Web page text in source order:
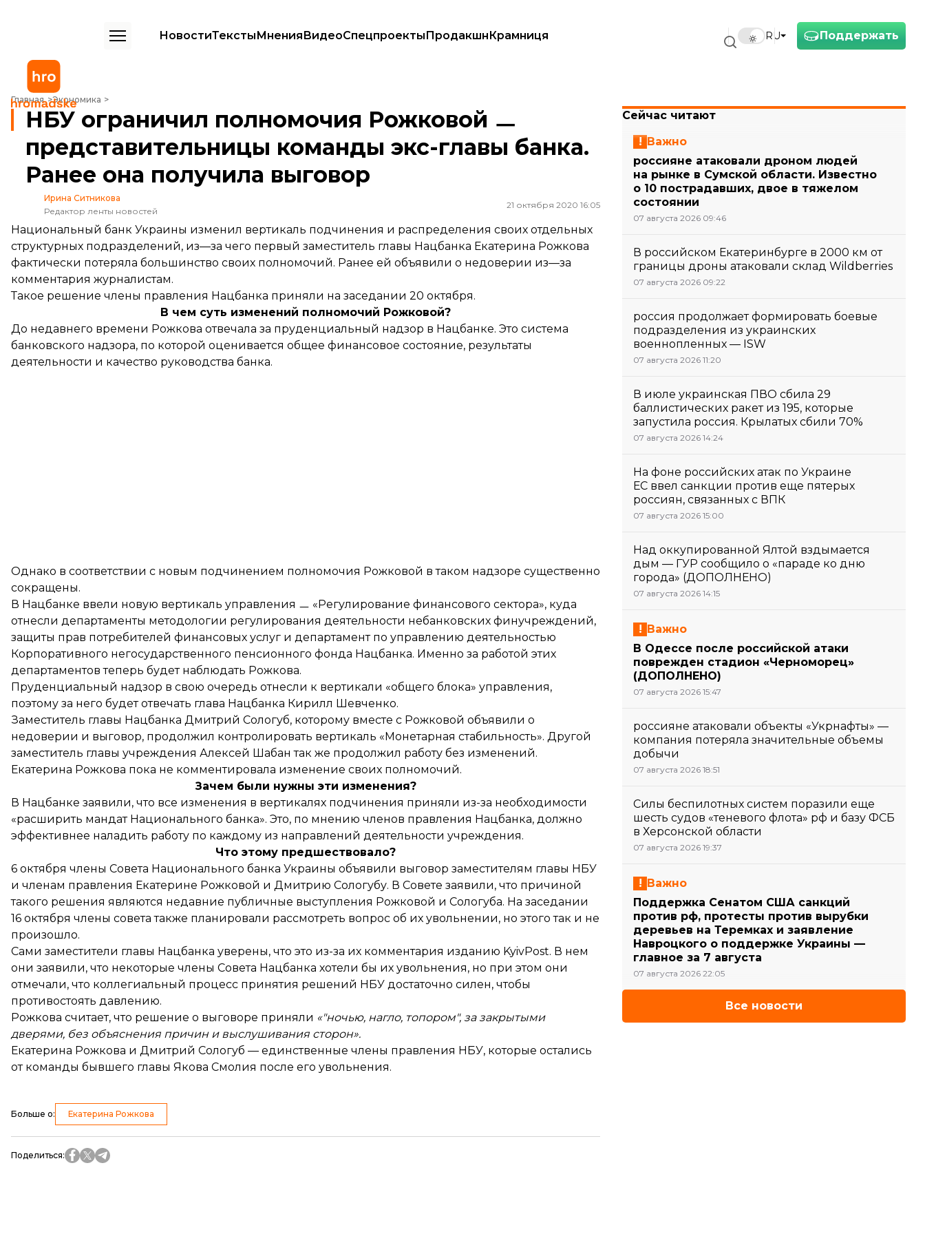
Поддержать
RU
НовостиТекстыМненияВидеоСпецпроектыПродакшнКрамниця
Главная Экономика
НБУ ограничил полномочия Рожковой ㅡ представительницы команды экс-главы банка. Ранее она получила выговор
НБУ ограничил полномочия Рожковой ㅡ
представительницы команды экс-главы банка.
Ранее она получила выговор
Ирина Ситникова
Редактор ленты новостей
21 октября 2020 16:05
Национальный банк Украины изменил вертикаль подчинения и распределения своих отдельных
структурных подразделений, из—за чего первый заместитель главы Нацбанка Екатерина Рожкова
фактически потеряла большинство своих полномочий. Ранее ей объявили о недоверии из—за
комментария журналистам.
Такое решение члены правления Нацбанка приняли на заседании 20 октября.
В чем суть изменений полномочий Рожковой?
До недавнего времени Рожкова отвечала за пруденциальный надзор в Нацбанке. Это система
банковского надзора, по которой оценивается общее финансовое состояние, результаты
деятельности и качество руководства банка.
Однако в соответствии с новым подчинением полномочия Рожковой в таком надзоре существенно
сокращены.
В Нацбанке ввели новую вертикаль управления ㅡ «Регулирование финансового сектора», куда
отнесли департаменты методологии регулирования деятельности небанковских финучреждений,
защиты прав потребителей финансовых услуг и департамент по управлению деятельностью
Корпоративного негосударственного пенсионного фонда Нацбанка. Именно за работой этих
департаментов теперь будет наблюдать Рожкова.
Пруденциальный надзор в свою очередь отнесли к вертикали «общего блока» управления,
поэтому за него будет отвечать глава Нацбанка Кирилл Шевченко.
Заместитель главы Нацбанка Дмитрий Сологуб, которому вместе с Рожковой объявили о
недоверии и выговор, продолжил контролировать вертикаль «Монетарная стабильность». Другой
заместитель главы учреждения Алексей Шабан так же продолжил работу без изменений.
Екатерина Рожкова пока не комментировала изменение своих полномочий.
Зачем были нужны эти изменения?
В Нацбанке заявили, что все изменения в вертикалях подчинения приняли из-за необходимости
«расширить мандат Национального банка». Это, по мнению членов правления Нацбанка, должно
эффективнее наладить работу по каждому из направлений деятельности учреждения.
Что этому предшествовало?
6 октября члены Совета Национального банка Украины объявили выговор заместителям главы НБУ
и членам правления Екатерине Рожковой и Дмитрию Сологубу. В Совете заявили, что причиной
такого решения являются недавние публичные выступления Рожковой и Сологуба. На заседании
16 октября члены совета также планировали рассмотреть вопрос об их увольнении, но этого так и не
произошло.
Сами заместители главы Нацбанка уверены, что это из-за их комментария изданию KyivPost. В нем
они заявили, что некоторые члены Совета Нацбанка хотели бы их увольнения, но при этом они
отмечали, что коллегиальный процесс принятия решений НБУ достаточно силен, чтобы
противостоять давлению.
Рожкова считает, что решение о выговоре приняли «"ночью, нагло, топором", за закрытыми
дверями, без объяснения причин и выслушивания сторон».
Екатерина Рожкова и Дмитрий Сологуб — единственные члены правления НБУ, которые остались
от команды бывшего главы Якова Смолия после его увольнения.
Больше о: Екатерина Рожкова
Поделиться:
Сейчас читают
Важно
россияне атаковали дроном людей
на рынке в Сумской области. Известно
о 10 пострадавших, двое в тяжелом
состоянии
07 августа 2026 09:46
В российском Екатеринбурге в 2000 км от
границы дроны атаковали склад Wildberries
07 августа 2026 09:22
россия продолжает формировать боевые
подразделения из украинских
военнопленных — ISW
07 августа 2026 11:20
В июле украинская ПВО сбила 29
баллистических ракет из 195, которые
запустила россия. Крылатых сбили 70%
07 августа 2026 14:24
На фоне российских атак по Украине
ЕС ввел санкции против еще пятерых
россиян, связанных с ВПК
07 августа 2026 15:00
Над оккупированной Ялтой вздымается
дым — ГУР сообщило о «параде ко дню
города» (ДОПОЛНЕНО)
07 августа 2026 14:15
Важно
В Одессе после российской атаки
поврежден стадион «Черноморец»
(ДОПОЛНЕНО)
07 августа 2026 15:47
россияне атаковали объекты «Укрнафты» —
компания потеряла значительные объемы
добычи
07 августа 2026 18:51
Силы беспилотных систем поразили еще
шесть судов «теневого флота» рф и базу ФСБ
в Херсонской области
07 августа 2026 19:37
Важно
Поддержка Сенатом США санкций
против рф, протесты против вырубки
деревьев на Теремках и заявление
Навроцкого о поддержке Украины —
главное за 7 августа
07 августа 2026 22:05
Все новости